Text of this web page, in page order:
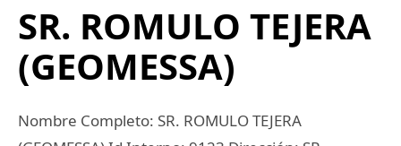
SR. ROMULO TEJERA
(GEOMESSA)
Nombre Completo: SR. ROMULO TEJERA